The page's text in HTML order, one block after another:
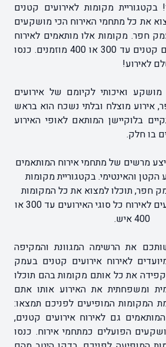
מקומות לאירועים קטנים
את כל מתחמי האירוח הכי מושקעים
חפר. מקומות אלו מותאמים לאירוח
מגוון נרחב של אירועים קטנים עד 300 או 400 מוזמנים. כנסו
לאירוע!
ואיכותי לקיומם של אירועים
אירוע מוצלח ובלתי נשכח הוא בראש
בלוקיישן המותאם לאופי האירוע
בו חלק.
מרשים של מתחמי אירוח המותאמים
והאינטימי. בקטגוריית מקומות
חפר, תוכלו למצוא את כל המקומות
הכי שווים והכי מושקעים לאירוח כל סוגי האירועים עד 300 או
400 איש.
את הרשימה המגוונת והמקיפה
לאירוח אירועים קטנים בעמק
את כל אותם מקומות בהם תוכלו
ומשפחתית את האירוע אותו אתם
המקומות המופיעים לפניכם תמצאו:
המותאמים גם לאירוח אירועים קטנים,
הפועלים כמתחמי אירוח. כנסו